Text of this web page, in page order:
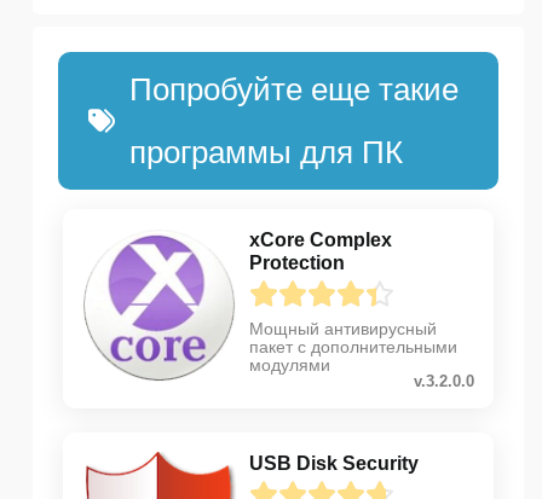
Попробуйте еще такие
программы для ПК
xCore Complex
Protection
Мощный антивирусный
пакет с дополнительными
модулями
v.3.2.0.0
USB Disk Security